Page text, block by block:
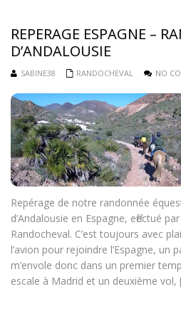
REPERAGE ESPAGNE –
D’ANDALOUSIE
SABINE38 RANDOCHEVAL NO
Repérage de notre randonnée
d’Andalousie en Espagne, effectué
Randocheval. C’est toujours avec
l’avion pour rejoindre l’Espagne, un
m’envole donc dans un premier
escale à Madrid et un deuxième vol,